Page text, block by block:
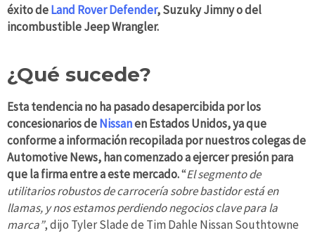
éxito deLand Rover Defender, Suzuky Jimny o del
incombustible Jeep Wrangler.
¿Qué sucede?
Esta tendencia no ha pasado desapercibida por los
concesionarios deNissanen Estados Unidos, ya que
conforme a información recopilada por nuestros colegas de
Automotive News, han comenzado a ejercer presión para
que la firma entre a este mercado.“El segmento de
utilitarios robustos de carrocería sobre bastidor está en
llamas, y nos estamos perdiendo negocios clave para la
marca”, dijo Tyler Slade de Tim Dahle Nissan Southtowne